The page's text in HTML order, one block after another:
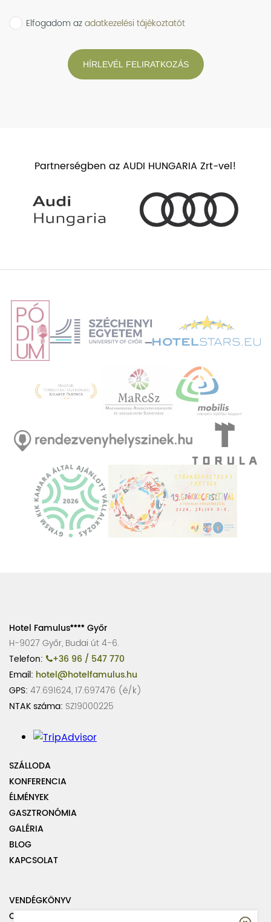
Elfogadom azadatkezelési tájékoztatót
HÍRLEVÉL FELIRATKOZÁS
Partnerségben az AUDI HUNGARIA Zrt-vel!
Hotel Famulus
Győr
H-9027 Győr, Budai út 4-6.
Telefon:
+36 96 / 547 770
Email: hotel@hotelfamulus.hu
GPS: 47.691624, 17.697476 (é/k)
NTAK száma: SZ19000225
SZÁLLODA
KONFERENCIA
ÉLMÉNYEK
GASZTRONÓMIA
GALÉRIA
BLOG
KAPCSOLAT
VENDÉGKÖNYV
OLDALTÉRKÉP